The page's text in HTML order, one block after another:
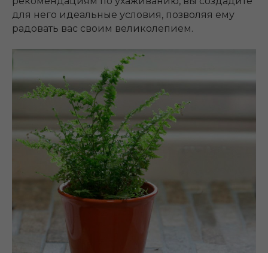
для него идеальные условия, позволяя ему
радовать вас своим великолепием.